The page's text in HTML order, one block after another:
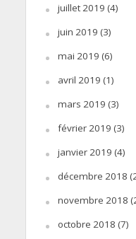
juillet 2019 (4)
juin 2019 (3)
mai 2019 (6)
avril 2019 (1)
mars 2019 (3)
février 2019 (3)
janvier 2019 (4)
décembre 2018
novembre 2018
octobre 2018 (7)